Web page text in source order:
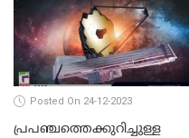
Posted On 24-12-2023
പ്രപഞ്ചത്തെക്കുറിച്ചുള്ള